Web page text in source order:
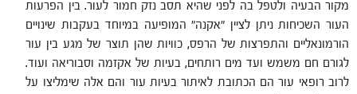
מקור הבעיה ולטפל בה לפני שהיא תסב נזק חמור לעור. בין הפרעות
העור השכיחות ניתן לציין "אקנה" המופיעה במיוחד בעקבות שינויים
הורמונאליים והתפרצות של הרפס, כוויות שהן תוצר של מגע בין עור
לגורם חם משמש ועד מים רותחים, בעיות של אקזמה וסבוריאה ועוד.
לרוב רופאי עור הם הכתובת לאיתור בעיות עור והם אלה שימליצו על